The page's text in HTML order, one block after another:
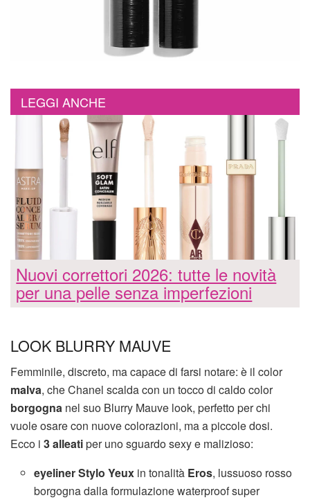
LEGGI ANCHE
Nuovi correttori 2026: tutte le novità
per una pelle senza imperfezioni
LOOK BLURRY MAUVE
Femminile, discreto, ma capace di farsi notare: è il color
malva, che Chanel scalda con un tocco di caldo color
borgogna nel suo Blurry Mauve look, perfetto per chi
vuole osare con nuove colorazioni, ma a piccole dosi.
Ecco i 3 alleatiper uno sguardo sexy e malizioso:
eyeliner Stylo Yeux in tonalità Eros, lussuoso rosso
borgogna dalla formulazione waterproof super